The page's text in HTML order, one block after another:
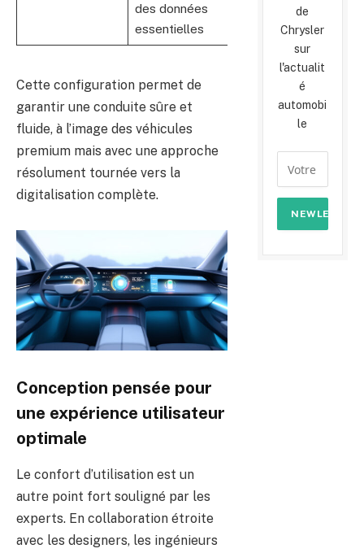
des données
essentielles
Mercedes-
Cette configuration permet de
garantir une conduite sûre et
fluide, à l’image des véhicules
premium mais avec une approche
résolument tournée vers la
digitalisation complète.
Conception pensée pour
une expérience utilisateur
optimale
Le confort d’utilisation est un
autre point fort souligné par les
experts. En collaboration étroite
avec les designers, les ingénieurs
de
Chrysler
sur
l'actualit
é
automobi
le